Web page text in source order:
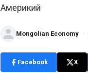
Америкий
Mongolian Economy ·
Facebook X